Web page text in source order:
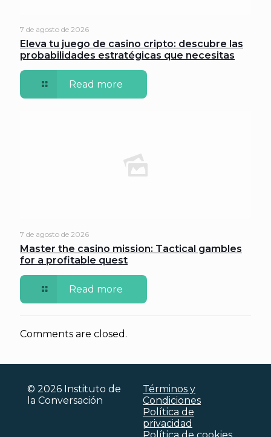
7 de agosto de 2026
Eleva tu juego de casino cripto: descubre las
probabilidades estratégicas que necesitas
Read more
7 de agosto de 2026
Master the casino mission: Tactical gambles
for a profitable quest
Read more
Comments are closed.
© 2026 Instituto de
la Conversación
Términos y
Condiciones
Política de
privacidad